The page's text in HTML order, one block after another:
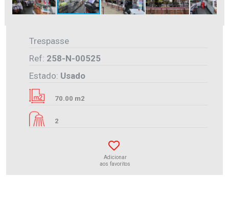
Trespasse
Ref: 258-N-00525
Estado: Usado
70.00 m2
2
Adicionar
aos favoritos